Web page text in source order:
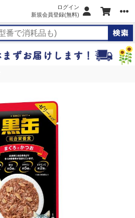
ログイン
新規会員登録(無料)